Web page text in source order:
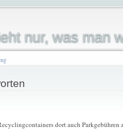
nur, was man
dort auch Parkgebühren